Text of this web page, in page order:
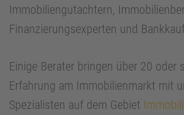
Immobiliengutachtern,
Finanzierungsexperten und
Einige Berater bringen über 20 oder
Erfahrung am Immobilienmarkt mit
Spezialisten auf dem Gebiet